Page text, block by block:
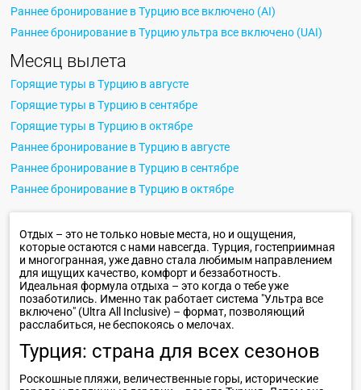
Раннее бронирование в Турцию все включено (AI)
Раннее бронирование в Турцию ультра все включено (UAI)
Месяц вылета
Горящие туры в Турцию в августе
Горящие туры в Турцию в сентябре
Горящие туры в Турцию в октябре
Раннее бронирование в Турцию в августе
Раннее бронирование в Турцию в сентябре
Раннее бронирование в Турцию в октябре
Отдых – это не только новые места, но и ощущения,
которые остаются с нами навсегда. Турция, гостеприимная
и многогранная, уже давно стала любимым направлением
для ищущих качество, комфорт и беззаботность.
Идеальная формула отдыха – это когда о тебе уже
позаботились. Именно так работает система "Ультра все
включено" (Ultra All Inclusive) – формат, позволяющий
расслабиться, не беспокоясь о мелочах.
Турция: страна для всех сезонов
Роскошные пляжи, величественные горы, исторические